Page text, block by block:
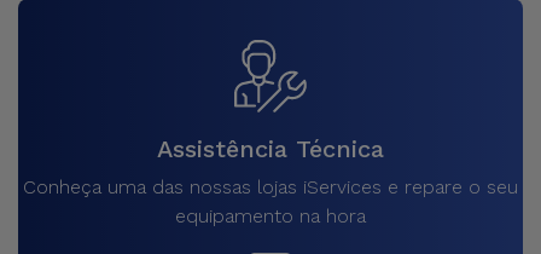
Assistência Técnica
Conheça uma das nossas lojas iServices e repare o seu
equipamento na hora